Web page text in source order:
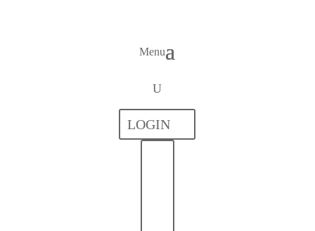
Menu
LOGIN